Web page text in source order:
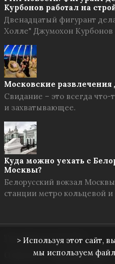
Курбонов работал на
Двенадцатый фигурант
Холле" Джумохон Курбонов
Московские развлечения
Свидание – это всегда
и захватывающее.
Куда можно уехать с
Москвы?
Белорусский вокзал
станции метро кольцевой
Твоя Москва © 2026
О проекте
Правила сайта
> Используя этот сайт,
мы используем